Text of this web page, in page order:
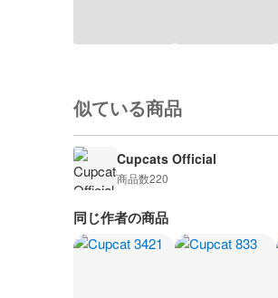
似ている商品
Cupcats Official
商品数220
同じ作者の商品